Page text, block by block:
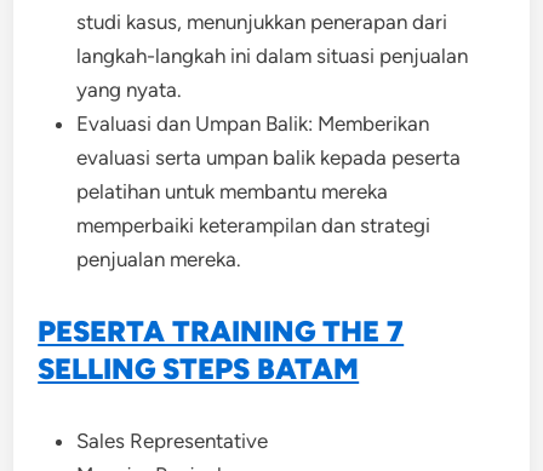
studi kasus, menunjukkan penerapan dari
langkah-langkah ini dalam situasi penjualan
yang nyata.
Evaluasi dan Umpan Balik: Memberikan
evaluasi serta umpan balik kepada peserta
pelatihan untuk membantu mereka
memperbaiki keterampilan dan strategi
penjualan mereka.
PESERTA TRAINING THE 7
SELLING STEPS BATAM
Sales Representative